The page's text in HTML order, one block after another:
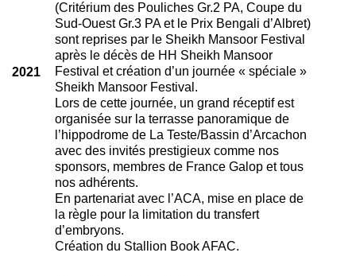
2021
(Critérium des Pouliches Gr.2 PA, Coupe du
Sud-Ouest Gr.3 PA et le Prix Bengali d’Albret)
sont reprises par le Sheikh Mansoor Festival
après le décès de HH Sheikh Mansoor
Festival et création d’un journée « spéciale »
Sheikh Mansoor Festival.
Lors de cette journée, un grand réceptif est
organisée sur la terrasse panoramique de
l’hippodrome de La Teste/Bassin d’Arcachon
avec des invités prestigieux comme nos
sponsors, membres de France Galop et tous
nos adhérents.
En partenariat avec l’ACA, mise en place de
la règle pour la limitation du transfert
d’embryons.
Création du Stallion Book AFAC.